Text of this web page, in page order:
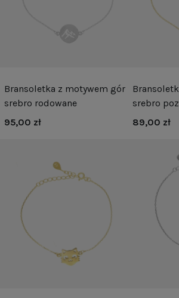
Bransoletka z motywem gór
srebro rodowane
95,00 zł
srebro
89,00 zł